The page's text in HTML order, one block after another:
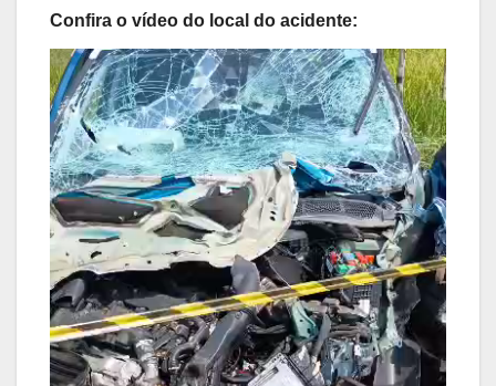
Confira o vídeo do local do acidente: